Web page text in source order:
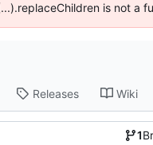
is not
Releases Wiki
1